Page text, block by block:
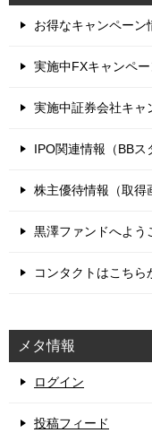
お得なキャンペーン
実施中FXキャンペ
実施中証券会社キャ
IPO関連情報（BBス
株主優待情報（取得
黒澤ファンドへよう
コンタクトはこちら
メタ情報
ログイン
投稿フィード